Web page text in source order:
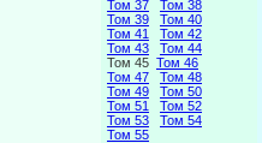
Том 37
Том 38
Том 39
Том 40
Том 41
Том 42
Том 43
Том 44
Том 45 Том 46
Том 47
Том 48
Том 49
Том 50
Том 51
Том 52
Том 53
Том 54
Том 55